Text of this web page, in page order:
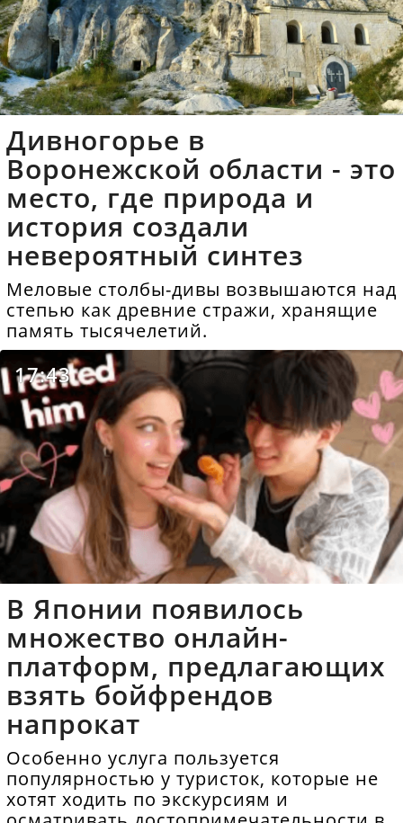
Дивногорье в
Воронежской области - это
место, где природа и
история создали
невероятный синтез
Меловые столбы-дивы возвышаются над
степью как древние стражи, хранящие
память тысячелетий.
17:43
В Японии появилось
множество онлайн-
платформ, предлагающих
взять бойфрендов
напрокат
Особенно услуга пользуется
популярностью у туристок, которые не
хотят ходить по экскурсиям и